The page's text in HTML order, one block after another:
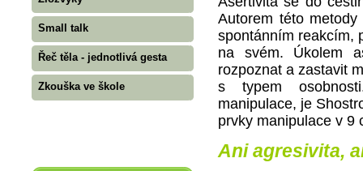
Small talk
Řeč těla - jednotlivá gesta
Zkouška ve škole
Autorem této
spontánním reakcím,
na svém. Úkolem
rozpoznat a zastavit
s typem
manipulace, je
prvky manipulace v 9
Ani agresivita,